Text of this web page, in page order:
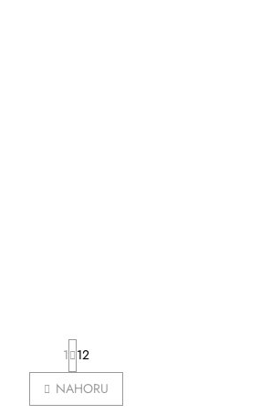
O
v
S
r
á
n
1 12
NAHORU